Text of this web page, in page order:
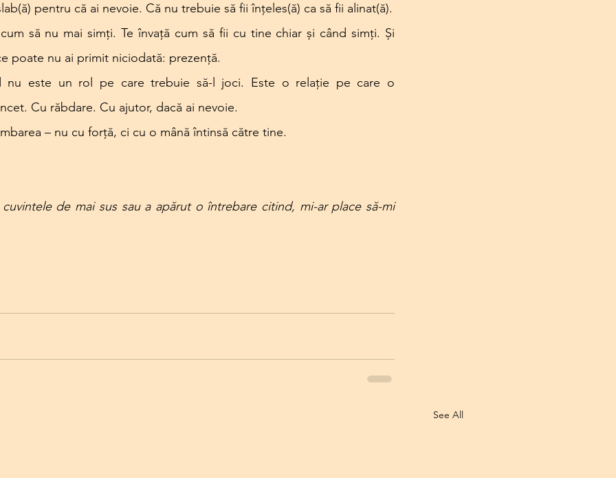
pentru că ai nevoie. Că nu trebuie să fii înțeles(ă) ca să fii alinat(ă).
să nu mai simți. Te învață cum să fii cu tine chiar și când simți. Și
poate nu ai primit niciodată: prezență.
nu este un rol pe care trebuie să-l joci. Este o relație pe care o
Cu răbdare. Cu ajutor, dacă ai nevoie.
– nu cu forță, ci cu o mână întinsă către tine.
de mai sus sau a apărut o întrebare citind, mi-ar place să-mi
See All